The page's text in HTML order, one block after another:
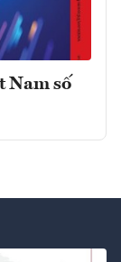
Nam số